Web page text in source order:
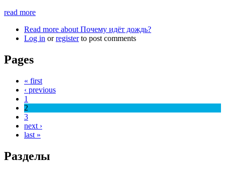
read more
Read more about Почему идёт дождь?
Log in orregisterto post comments
Pages
« first
‹ previous
1
2
3
next ›
last »
Разделы